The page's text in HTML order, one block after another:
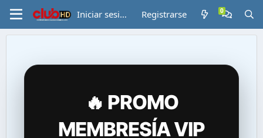
Iniciar sesión Registrarse
🔥 PROMO
MEMBRESÍA VIP